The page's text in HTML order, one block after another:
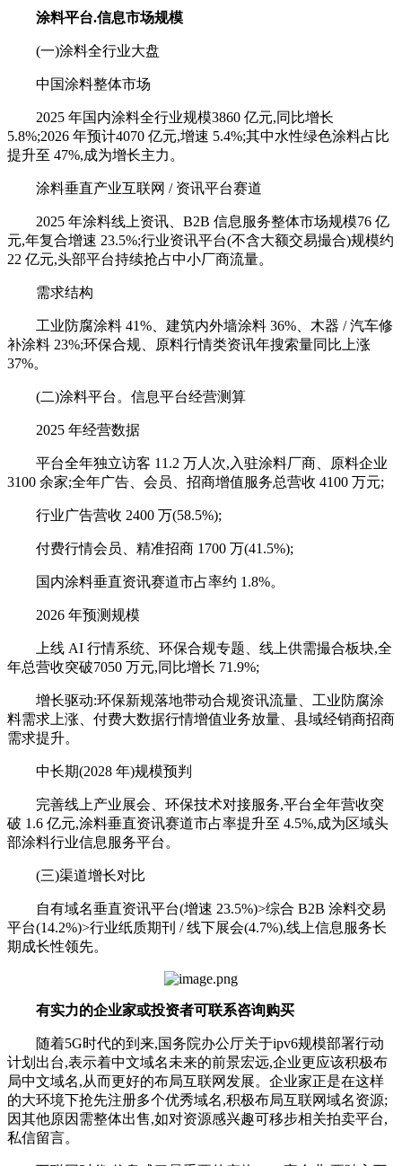
涂料平台.信息市场规模
(一)涂料全行业大盘
中国涂料整体市场
2025 年国内涂料全行业规模3860 亿元,同比增长
5.8%;2026 年预计4070 亿元,增速 5.4%;其中水性绿色涂料占比
提升至 47%,成为增长主力。
涂料垂直产业互联网 / 资讯平台赛道
2025 年涂料线上资讯、B2B 信息服务整体市场规模76 亿
元,年复合增速 23.5%;行业资讯平台(不含大额交易撮合)规模约
22 亿元,头部平台持续抢占中小厂商流量。
需求结构
工业防腐涂料 41%、建筑内外墙涂料 36%、木器 / 汽车修
补涂料 23%;环保合规、原料行情类资讯年搜索量同比上涨
37%。
(二)涂料平台。信息平台经营测算
2025 年经营数据
平台全年独立访客 11.2 万人次,入驻涂料厂商、原料企业
3100 余家;全年广告、会员、招商增值服务总营收 4100 万元;
行业广告营收 2400 万(58.5%);
付费行情会员、精准招商 1700 万(41.5%);
国内涂料垂直资讯赛道市占率约 1.8%。
2026 年预测规模
上线 AI 行情系统、环保合规专题、线上供需撮合板块,全
年总营收突破7050 万元,同比增长 71.9%;
增长驱动:环保新规落地带动合规资讯流量、工业防腐涂
料需求上涨、付费大数据行情增值业务放量、县域经销商招商
需求提升。
中长期(2028 年)规模预判
完善线上产业展会、环保技术对接服务,平台全年营收突
破 1.6 亿元,涂料垂直资讯赛道市占率提升至 4.5%,成为区域头
部涂料行业信息服务平台。
(三)渠道增长对比
自有域名垂直资讯平台(增速 23.5%)>综合 B2B 涂料交易
平台(14.2%)>行业纸质期刊 / 线下展会(4.7%),线上信息服务长
期成长性领先。
有实力的企业家或投资者可联系咨询购买
随着5G时代的到来,国务院办公厅关于ipv6规模部署行动
计划出台,表示着中文域名未来的前景宏远,企业更应该积极布
局中文域名,从而更好的布局互联网发展。企业家正是在这样
的大环境下抢先注册多个优秀域名,积极布局互联网域名资源;
因其他原因需整体出售,如对资源感兴趣可移步相关拍卖平台,
私信留言。‌